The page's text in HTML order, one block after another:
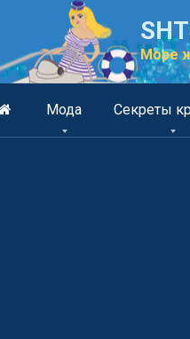
Море
Мода Секреты